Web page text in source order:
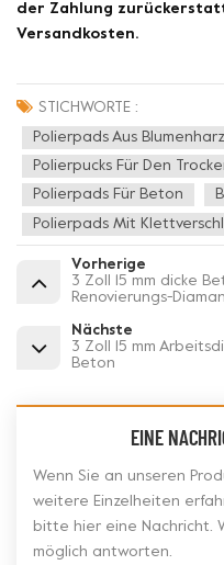
der Zahlung
Versandkosten.
STICHWORTE :
Polierpads Aus Blumenharz
Polierpucks Für Den
Polierpads Für Beton
Polierpads Mit
Vorherige
3 Zoll 15 mm dicke
Renovierungs-
Nächste
3 Zoll 15 mm
Beton
EINE
Wenn Sie an unseren
weitere Einzelheiten
bitte hier eine Nachricht.
möglich antworten.